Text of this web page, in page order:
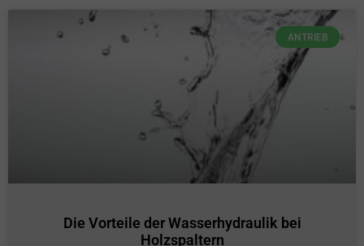
ANTRIEB
Die Vorteile der Wasserhydraulik bei
Holzspaltern